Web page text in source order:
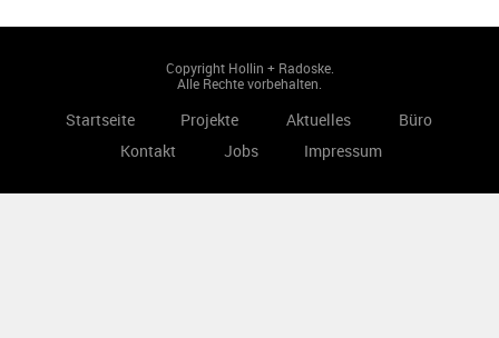
Copyright Hollin + Radoske.
Alle Rechte vorbehalten.
Startseite Projekte Aktuelles
Büro
Kontakt
Jobs Impressum